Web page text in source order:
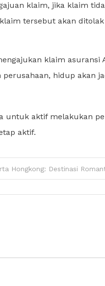
klaim, jika klaim
tersebut akan
klaim asuransi
hidup akan
untuk aktif melakukan
aktif.